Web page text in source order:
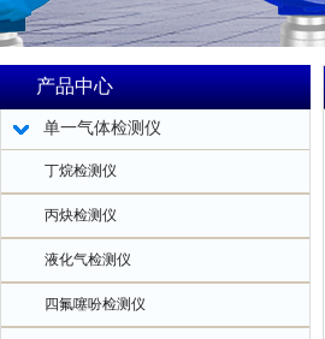
产品中心
单一气体检测仪
丁烷检测仪
丙炔检测仪
液化气检测仪
四氟噻吩检测仪